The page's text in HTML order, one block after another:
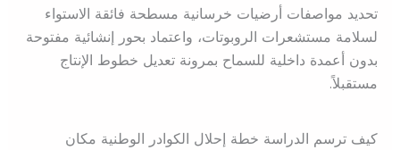
تحديد مواصفات أرضيات خرسانية مسطحة فائقة الاستواء
لسلامة مستشعرات الروبوتات، واعتماد بحور إنشائية مفتوحة
بدون أعمدة داخلية للسماح بمرونة تعديل خطوط الإنتاج
مستقبلاً.
كيف ترسم الدراسة خطة إحلال الكوادر الوطنية مكان